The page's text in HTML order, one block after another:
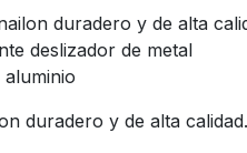
duradero y de alta
deslizador de metal
duradero y de alta calidad.